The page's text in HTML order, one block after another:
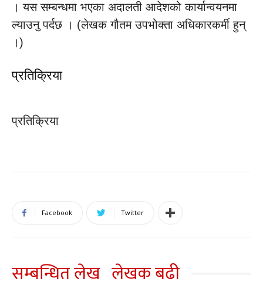
। यस सम्बन्धमा भएका अदालती आदेशको कार्यान्वयनमा
ल्याउनु पर्दछ । (लेखक गौतम उपभोक्ता अधिकारकर्मी हुन्
।)
प्रतिक्रिया
प्रतिक्रिया
Facebook Twitter
सम्बन्धित लेख लेखक बढी